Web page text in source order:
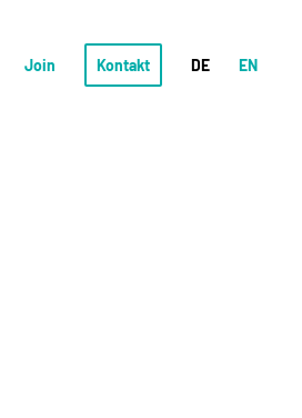
Join Kontakt DE EN